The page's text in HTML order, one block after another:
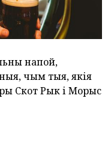
напой,
чым тыя, якія
Скот Рык і Морыс